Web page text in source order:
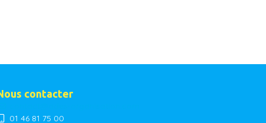
contacter
01 46 81 75 00